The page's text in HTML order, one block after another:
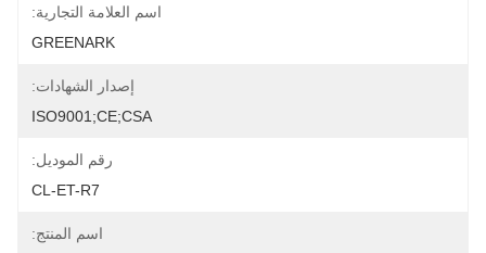
اسم العلامة التجارية:
GREENARK
إصدار الشهادات:
ISO9001;CE;CSA
رقم الموديل:
CL-ET-R7
اسم المنتج: